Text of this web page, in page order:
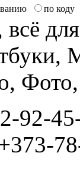
по коду
всё
92-